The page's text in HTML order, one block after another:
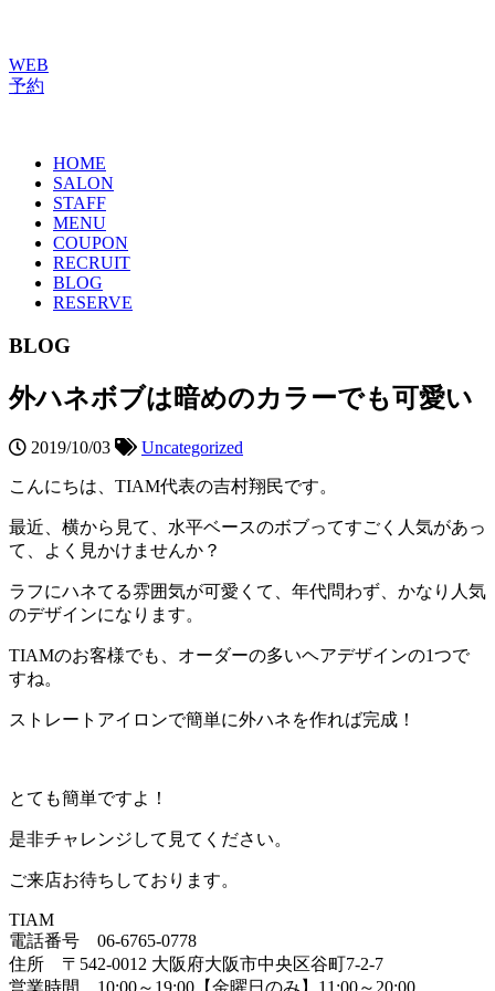
WEB
予約
HOME
SALON
STAFF
MENU
COUPON
RECRUIT
BLOG
RESERVE
BLOG
外ハネボブは暗めのカラーでも可愛い
2019/10/03 Uncategorized
こんにちは、TIAM代表の吉村翔民です。
最近、横から見て、水平ベースのボブってすごく人気があっ
て、よく見かけませんか？
ラフにハネてる雰囲気が可愛くて、年代問わず、かなり人気
のデザインになります。
TIAMのお客様でも、オーダーの多いヘアデザインの1つで
すね。
ストレートアイロンで簡単に外ハネを作れば完成！
とても簡単ですよ！
是非チャレンジして見てください。
ご来店お待ちしております。
TIAM
電話番号 06-6765-0778
住所 〒542-0012 大阪府大阪市中央区谷町7-2-7
営業時間 10:00～19:00【金曜日のみ】11:00～20:00